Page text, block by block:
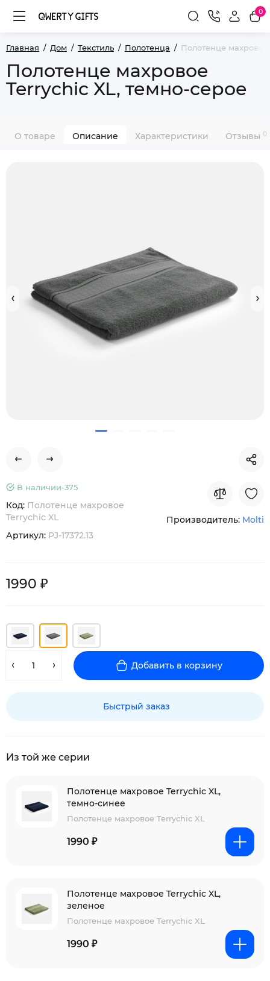
0
Главная Дом Текстиль Полотенца Полотенце
Полотенце махровое
Terrychic XL, темно-серое
О товаре Описание Характеристики Отзывы 0
В наличии-375
Код: Полотенце махровое
Terrychic XL
Артикул: PJ-17372.13
Производитель: Molti
1990 ₽
Добавить в корзину
Быстрый заказ
Из той же серии
Полотенце махровое Terrychic XL,
темно-синее
Полотенце махровое Terrychic XL
1990 ₽
Полотенце махровое Terrychic XL,
зеленое
Полотенце махровое Terrychic XL
1990 ₽